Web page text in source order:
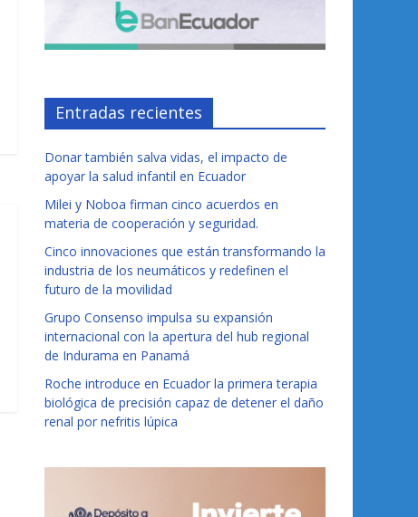
Entradas recientes
Donar también salva vidas, el impacto de
apoyar la salud infantil en Ecuador
Milei y Noboa firman cinco acuerdos en
materia de cooperación y seguridad.
Cinco innovaciones que están transformando la
industria de los neumáticos y redefinen el
futuro de la movilidad
Grupo Consenso impulsa su expansión
internacional con la apertura del hub regional
de Indurama en Panamá
Roche introduce en Ecuador la primera terapia
biológica de precisión capaz de detener el daño
renal por nefritis lúpica